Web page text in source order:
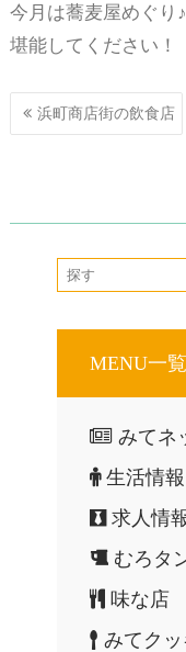
今月は蕎麦屋めぐり
堪能してください！
投
ー
浜町商店街の飲食店
MENU一
みてネ
生活情報
求人情
むろタ
味な店
みてク